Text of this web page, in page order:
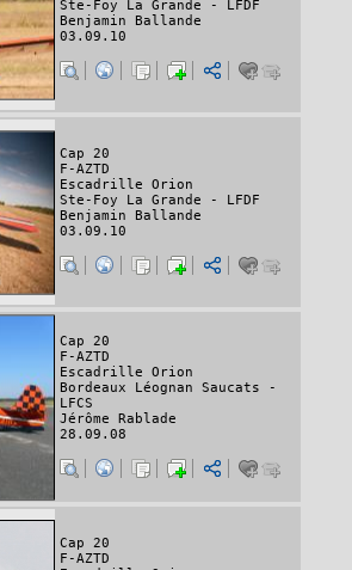
Ste-Foy La Grande - LFDF
Benjamin Ballande
03.09.10
Cap 20
F-AZTD
Escadrille Orion
Ste-Foy La Grande - LFDF
Benjamin Ballande
03.09.10
Cap 20
F-AZTD
Escadrille Orion
Bordeaux Léognan Saucats -
LFCS
Jérôme Rablade
28.09.08
Cap 20
F-AZTD